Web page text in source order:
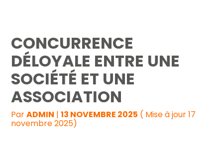
Gestion au quotidien
Pilotage d’entreprise
Audit
CONCURRENCE
DÉLOYALE ENTRE UNE
SOCIÉTÉ ET UNE
ASSOCIATION
ParADMIN |13 NOVEMBRE 2025 ( Mise à jour 17
novembre 2025)